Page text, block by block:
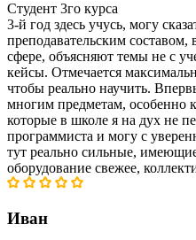
Студент 3го курса
3-й год здесь учусь, могу
преподавательским составом,
сфере, объясняют темы не с
кейсы. Отмечается
чтобы реально научить.
многим предметам, особенно
которые в школе я на дух не
программиста и могу с
тут реально сильные,
оборудование свежее,
Иван